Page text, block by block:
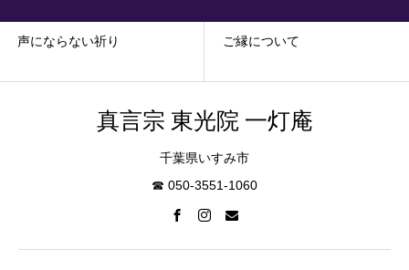
声にならない祈り ご縁について
真言宗 東光院 一灯庵
千葉県いすみ市
☎︎ 050-3551-1060